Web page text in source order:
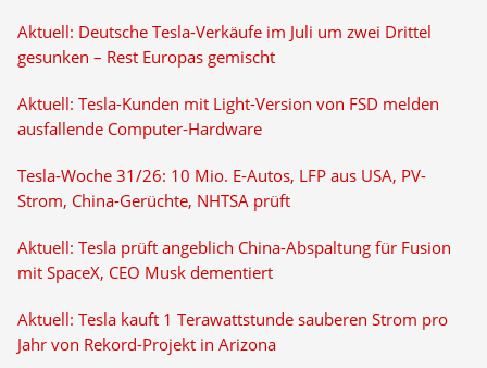
Aktuell: Deutsche Tesla-Verkäufe im Juli um zwei Drittel
gesunken – Rest Europas gemischt
Aktuell: Tesla-Kunden mit Light-Version von FSD melden
ausfallende Computer-Hardware
Tesla-Woche 31/26: 10 Mio. E-Autos, LFP aus USA, PV-
Strom, China-Gerüchte, NHTSA prüft
Aktuell: Tesla prüft angeblich China-Abspaltung für Fusion
mit SpaceX, CEO Musk dementiert
Aktuell: Tesla kauft 1 Terawattstunde sauberen Strom pro
Jahr von Rekord-Projekt in Arizona